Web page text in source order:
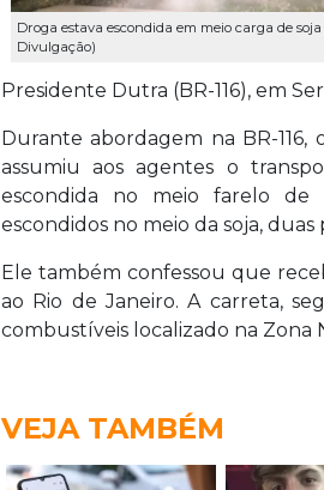
Droga estava escondida em meio carga de soja
Divulgação)
Presidente Dutra (BR-116), em
Durante abordagem na BR-
assumiu aos agentes o
escondida no meio farelo de
escondidos no meio da soja,
Ele também confessou que
ao Rio de Janeiro. A carreta,
combustíveis localizado na Zona
VEJA TAMBÉM